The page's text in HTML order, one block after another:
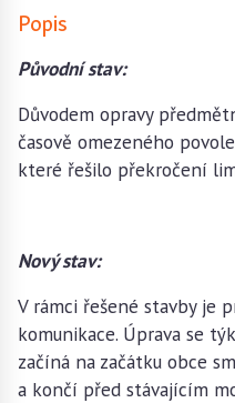
Popis
Původní stav:
Důvodem opravy
časově omezeného
které řešilo překročení
Nový stav:
V rámci řešené stavby je
komunikace. Úprava se
začíná na začátku obce
a končí před stávajícím